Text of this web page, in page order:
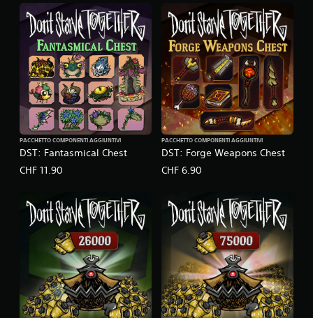
DST: Fantasmical Chest
PACCHETTO COMPONENTI AGGIUNTIVI
CHF 11.90
DST: Forge Weapons Chest
PACCHETTO COMPONENTI AGGIUNTIVI
CHF 6.90